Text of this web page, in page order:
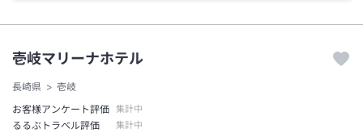
壱岐マリーナホテル
長崎県
壱岐
お客様アンケート評価
集計中
るるぶトラベル評価 集計中